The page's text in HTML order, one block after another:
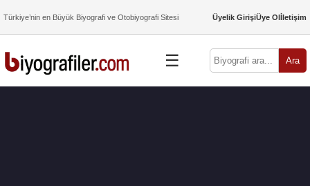
Türkiye’nin en Büyük Biyografi ve Otobiyografi Sitesi Üyelik GirişiÜye Olİletişim
☰ Ara